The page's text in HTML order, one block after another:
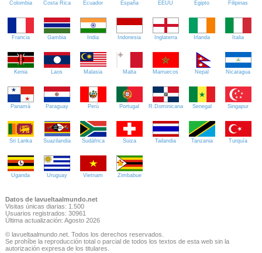
Colombia Costa Rica Ecuador España EEUU Egipto Filipinas
Francia Gambia India Indonesia Inglaterra Irlanda Italia
Kenia Laos Malasia Malta Marruecos Nepal Nicaragua
Panamá Paraguay Perú Portugal R.Dominicana Senegal Singapur
Sri Lanka Suazilandia Sudáfrica Suiza Tailandia Tanzania Turquía
Uganda Uruguay Vietnam Zimbabue
Datos de lavueltaalmundo.net
Visitas únicas diarias: 1.500
Usuarios registrados: 30961
Última actualización: Agosto 2026
© lavueltaalmundo.net. Todos los derechos reservados.
Se prohíbe la reproducción total o parcial de todos los textos de esta web sin la
autorización expresa de los titulares.